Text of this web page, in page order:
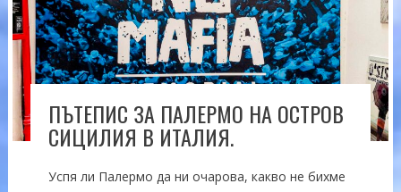
ПЪТЕПИС ЗА ПАЛЕРМО НА ОСТРОВ
СИЦИЛИЯ В ИТАЛИЯ.
Успя ли Палермо да ни очарова, какво не бихме